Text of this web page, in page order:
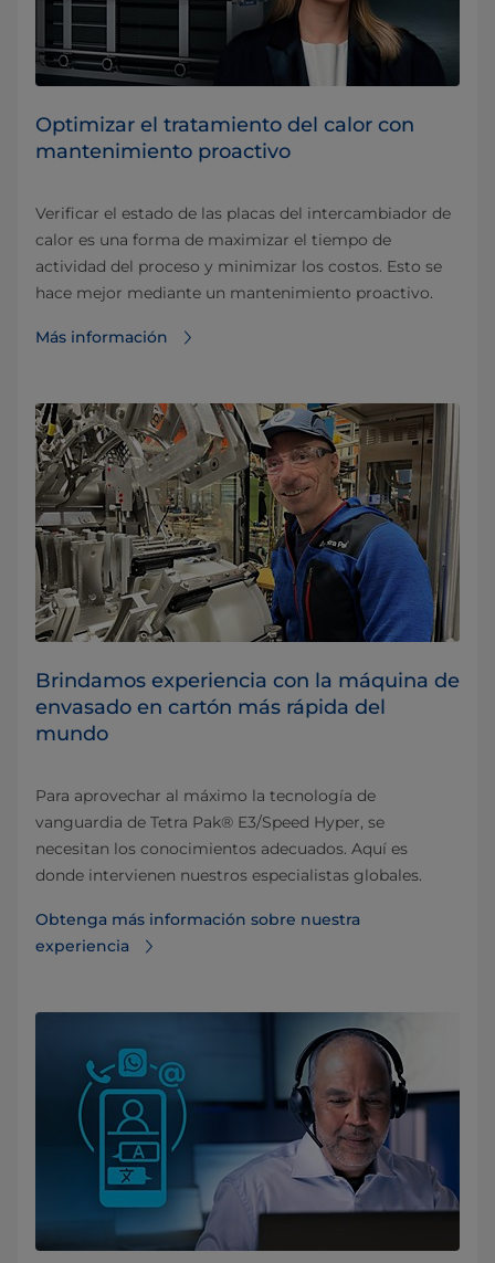
Optimizar el tratamiento del calor con
mantenimiento proactivo
Verificar el estado de las placas del intercambiador de
calor es una forma de maximizar el tiempo de
actividad del proceso y minimizar los costos. Esto se
hace mejor mediante un mantenimiento proactivo.
Más información
Brindamos experiencia con la máquina de
envasado en cartón más rápida del
mundo
Para aprovechar al máximo la tecnología de
vanguardia de Tetra Pak® E3/Speed Hyper, se
necesitan los conocimientos adecuados. Aquí es
donde intervienen nuestros especialistas globales.
Obtenga más información sobre nuestra
experiencia